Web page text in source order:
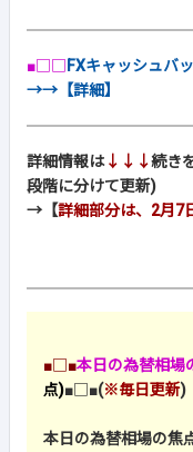
■□□ FXキャッシュバ
→→【詳細】
詳細情報は↓↓↓続き
段階に分けて更新)
→【詳細部分は、2月7
■□■本日の為替相場
点)■□■(※毎日更新)
本日の為替相場の焦